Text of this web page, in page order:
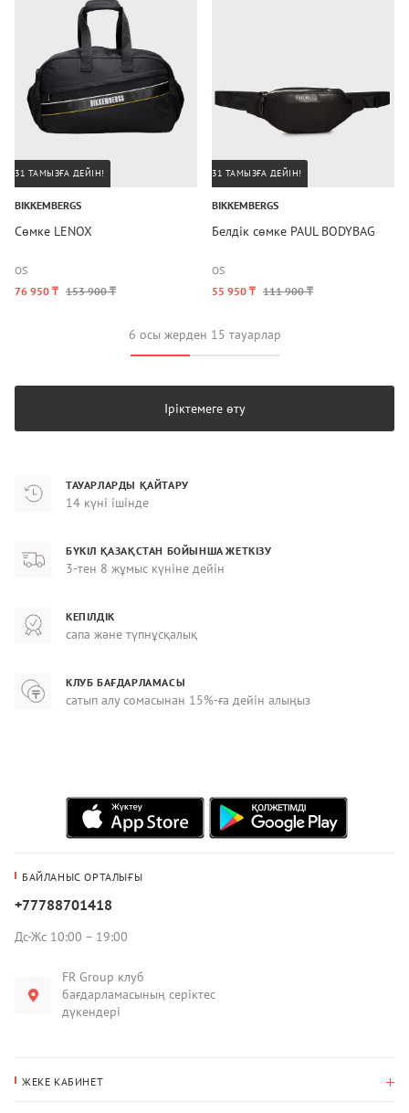
31 ТАМЫЗҒА ДЕЙІН!
BIKKEMBERGS
Сөмке LENOX
OS
76 950 ₸ 153 900 ₸
31 ТАМЫЗҒА ДЕЙІН!
BIKKEMBERGS
Белдік сөмке PAUL BODYBAG
OS
55 950 ₸ 111 900 ₸
6 осы жерден 15 тауарлар
Іріктемеге өту
ТАУАРЛАРДЫ ҚАЙТАРУ
14 күні ішінде
БҮКІЛ ҚАЗАҚСТАН БОЙЫНША ЖЕТКІЗУ
3-тен 8 жұмыс күніне дейін
КЕПІЛДІК
сапа және түпнұсқалық
КЛУБ БАҒДАРЛАМАСЫ
сатып алу сомасынан 15%-ға дейін алыңыз
БАЙЛАНЫС ОРТАЛЫҒЫ
+77788701418
Дс-Жс 10:00 – 19:00
FR Group клуб
бағдарламасының серіктес
дүкендері
ЖЕКЕ КАБИНЕТ